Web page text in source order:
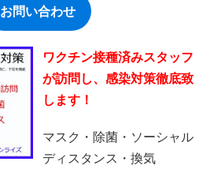
お問い合わせ
ワクチン接種済みスタッフ
が訪問し、感染対策徹底致
します！
マスク・除菌・ソーシャル
ディスタンス・換気